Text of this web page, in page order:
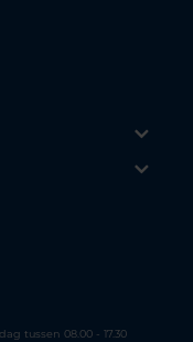
tussen 08.00 - 17.30